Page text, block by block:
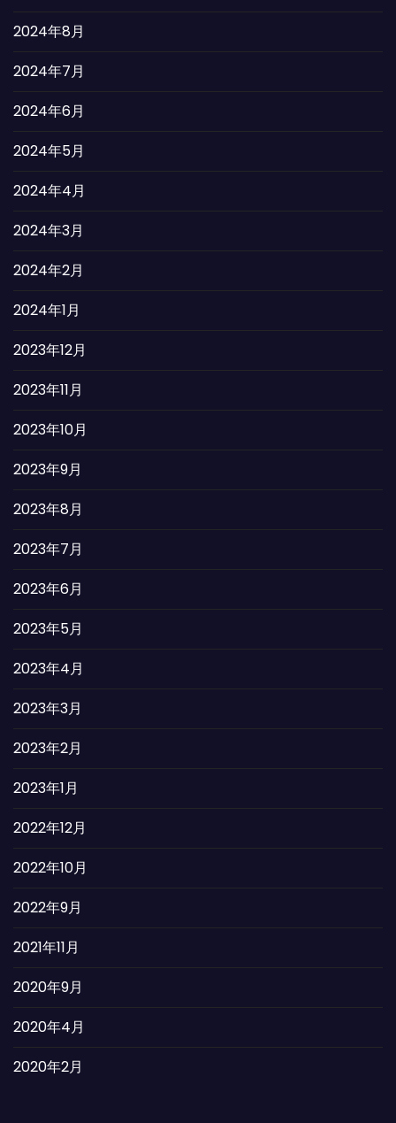
2024年8月
2024年7月
2024年6月
2024年5月
2024年4月
2024年3月
2024年2月
2024年1月
2023年12月
2023年11月
2023年10月
2023年9月
2023年8月
2023年7月
2023年6月
2023年5月
2023年4月
2023年3月
2023年2月
2023年1月
2022年12月
2022年10月
2022年9月
2021年11月
2020年9月
2020年4月
2020年2月